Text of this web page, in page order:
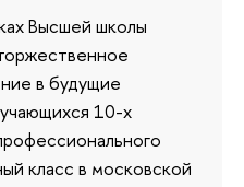
Высшей школы
в будущие
10-х
класс в московской